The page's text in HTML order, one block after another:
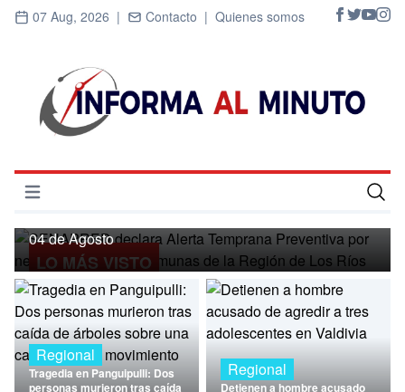
07 Aug, 2026 | Contacto | Quienes somos
Abrir menú
Inicio
Cultura
Deportes
Economía
Entrevistas
LO MÁS VISTO
Regional
SENAPRED declara Alerta Temprana
Preventiva por nevadas para ocho
04 de Agosto
Regional
Tragedia en Panguipulli: Dos
personas murieron tras caída
Regional
Detienen a hombre acusado